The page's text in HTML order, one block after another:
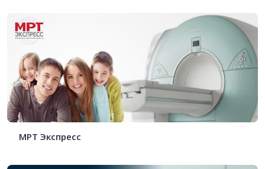
МРТ Экспресс